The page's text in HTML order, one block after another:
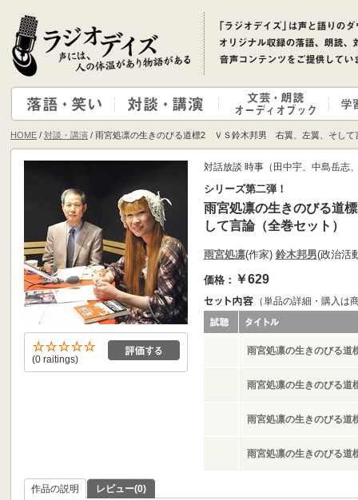
HOME / 対談・講演 / 雨宮処凛の生きのびる道標2 ＶＳ鈴木邦男 右翼、左翼、そして
(0 raitings)
対話放談 時事（田中宇、中島岳志
シリーズ第二弾！
雨宮処凛の生きのびる道
して言論（全巻セット）
雨宮処凛(作家) 鈴木邦男(政治活
価格： ￥629
（単品の詳細・購入は
雨宮処凛の生きのびる
雨宮処凛の生きのびる
雨宮処凛の生きのびる
雨宮処凛の生きのびる
作品の説明 レビュー(0)